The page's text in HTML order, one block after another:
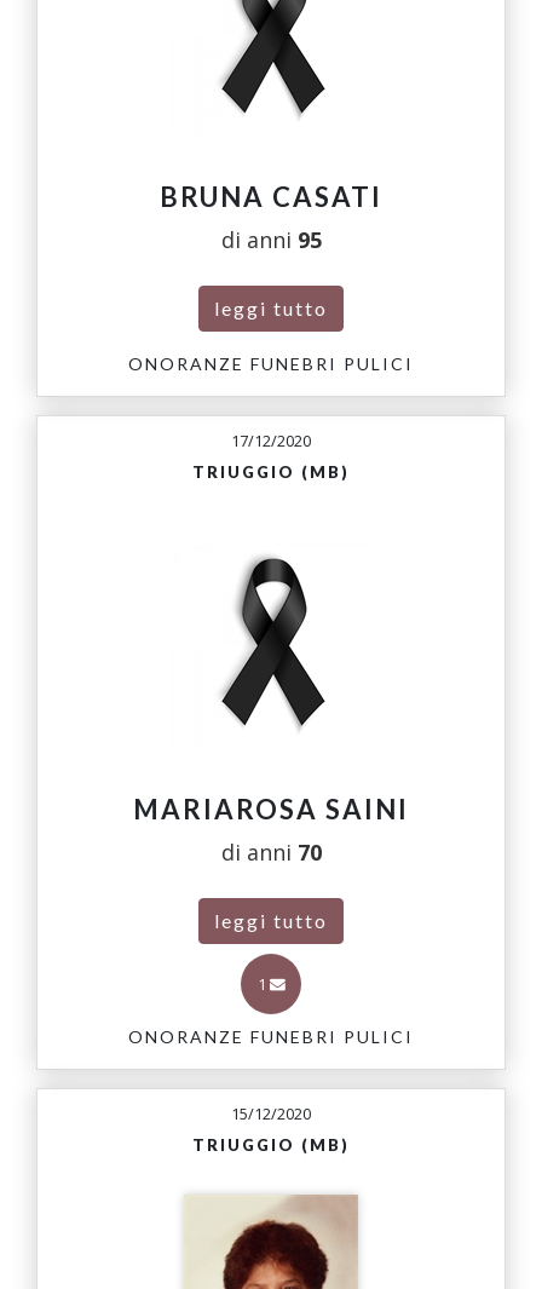
BRUNA CASATI
di anni 95
leggi tutto
ONORANZE FUNEBRI PULICI
17/12/2020
TRIUGGIO (MB)
MARIAROSA SAINI
di anni 70
leggi tutto
1
ONORANZE FUNEBRI PULICI
15/12/2020
TRIUGGIO (MB)